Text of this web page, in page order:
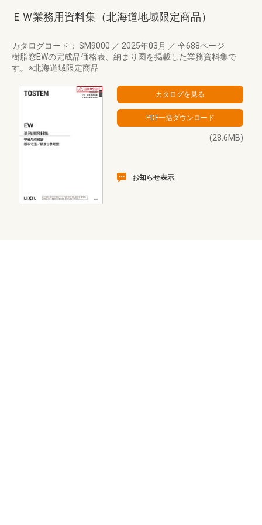
ＥＷ業務用資料集（北海道地域限定商品）
カタログコード： SM9000 ／ 2025年03月 ／ 全688ページ
樹脂窓EWの完成品価格表、納まり図を掲載した業務資料集で
す。※北海道域限定商品
(28.6MB)
お知らせ表示